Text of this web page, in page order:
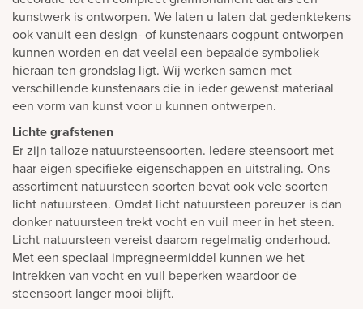
kunstwerk is ontworpen. We laten u laten dat gedenktekens
ook vanuit een design- of kunstenaars oogpunt ontworpen
kunnen worden en dat veelal een bepaalde symboliek
hieraan ten grondslag ligt. Wij werken samen met
verschillende kunstenaars die in ieder gewenst materiaal
een vorm van kunst voor u kunnen ontwerpen.
Lichte grafstenen
Er zijn talloze natuursteensoorten. Iedere steensoort met
haar eigen specifieke eigenschappen en uitstraling. Ons
assortiment natuursteen soorten bevat ook vele soorten
licht natuursteen. Omdat licht natuursteen poreuzer is dan
donker natuursteen trekt vocht en vuil meer in het steen.
Licht natuursteen vereist daarom regelmatig onderhoud.
Met een speciaal impregneermiddel kunnen we het
intrekken van vocht en vuil beperken waardoor de
steensoort langer mooi blijft.